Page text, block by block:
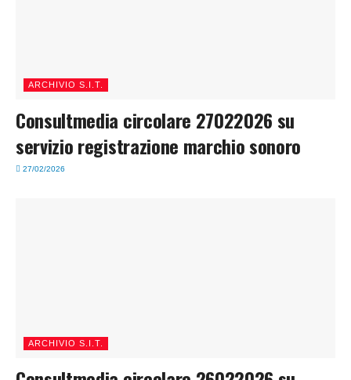
ARCHIVIO S.I.T.
Consultmedia circolare 27022026 su
servizio registrazione marchio sonoro
27/02/2026
ARCHIVIO S.I.T.